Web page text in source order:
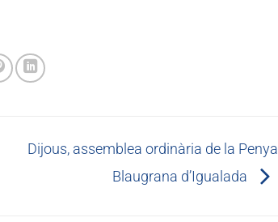
Dijous, assemblea ordinària de la Penya
Blaugrana d’Igualada